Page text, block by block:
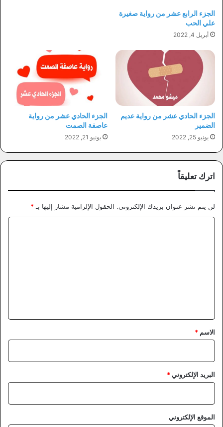
الجزء الرابع عشر من رواية صغيرة
علي الحب
أبريل 4, 2022
الجزء الحادي عشر من رواية عديم
الضمير
يونيو 25, 2022
الجزء الحادي عشر من رواية
عاصفة الصمت
يونيو 21, 2022
اترك تعليقاً
لن يتم نشر عنوان بريدك الإلكتروني. الحقول الإلزامية مشار إليها بـ*
*
الاسم *
البريد الإلكتروني*
الموقع الإلكتروني